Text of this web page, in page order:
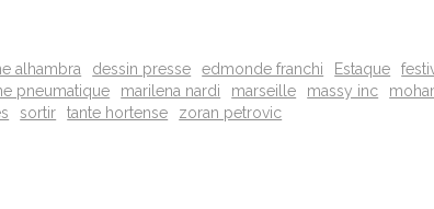
alhambra dessin presse edmonde franchi Estaque
pneumatique marilena nardi marseille massy inc
sortir tante hortense zoran petrovic